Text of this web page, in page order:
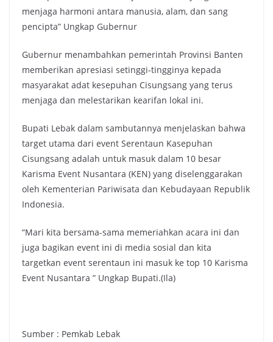
menjaga harmoni antara manusia, alam, dan sang
pencipta” Ungkap Gubernur
Gubernur menambahkan pemerintah Provinsi Banten
memberikan apresiasi setinggi-tingginya kepada
masyarakat adat kesepuhan Cisungsang yang terus
menjaga dan melestarikan kearifan lokal ini.
Bupati Lebak dalam sambutannya menjelaskan bahwa
target utama dari event Serentaun Kasepuhan
Cisungsang adalah untuk masuk dalam 10 besar
Karisma Event Nusantara (KEN) yang diselenggarakan
oleh Kementerian Pariwisata dan Kebudayaan Republik
Indonesia.
“Mari kita bersama-sama memeriahkan acara ini dan
juga bagikan event ini di media sosial dan kita
targetkan event serentaun ini masuk ke top 10 Karisma
Event Nusantara ” Ungkap Bupati.(Ila)
Sumber : Pemkab Lebak